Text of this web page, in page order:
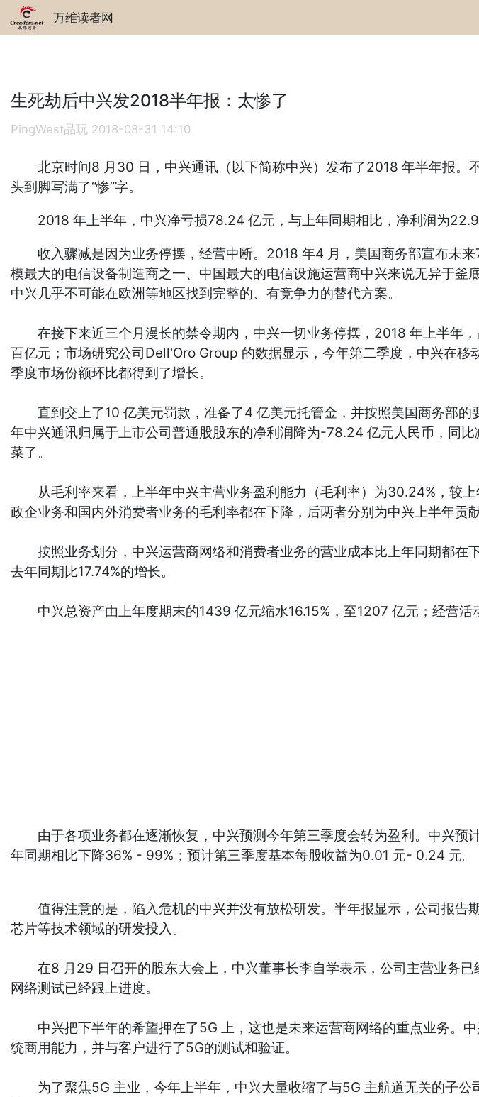
万维读者网
生死劫后中兴发2018半年报：太惨了
PingWest品玩 2018-08-31 14:10
北京时间8 月30 日，中兴通讯（以下简称中兴）发布了2018 年半年报。
头到脚写满了“惨”字。
2018 年上半年，中兴净亏损78.24 亿元，与上年同期相比，净利润为
收入骤减是因为业务停摆，经营中断。2018 年4 月，美国商务部宣布未来
模最大的电信设备制造商之一、中国最大的电信设施运营商中兴来说无异于
中兴几乎不可能在欧洲等地区找到完整的、有竞争力的替代方案。
在接下来近三个月漫长的禁令期内，中兴一切业务停摆，2018 年上半年
百亿元；市场研究公司Dell'Oro Group 的数据显示，今年第二季度，中兴在
季度市场份额环比都得到了增长。
直到交上了10 亿美元罚款，准备了4 亿美元托管金，并按照美国商务部的
年中兴通讯归属于上市公司普通股股东的净利润降为-78.24 亿元人民币，同
菜了。
从毛利率来看，上半年中兴主营业务盈利能力（毛利率）为30.24%，较
政企业务和国内外消费者业务的毛利率都在下降，后两者分别为中兴上半年
按照业务划分，中兴运营商网络和消费者业务的营业成本比上年同期都在
去年同期比17.74%的增长。
中兴总资产由上年度期末的1439 亿元缩水16.15%，至1207 亿元；经营活
由于各项业务都在逐渐恢复，中兴预测今年第三季度会转为盈利。中兴预
年同期相比下降36% - 99%；预计第三季度基本每股收益为0.01 元- 0.24 元。
值得注意的是，陷入危机的中兴并没有放松研发。半年报显示，公司报告
芯片等技术领域的研发投入。
在8 月29 日召开的股东大会上，中兴董事长李自学表示，公司主营业务已
网络测试已经跟上进度。
中兴把下半年的希望押在了5G 上，这也是未来运营商网络的重点业务。
统商用能力，并与客户进行了5G的测试和验证。
为了聚焦5G 主业，今年上半年，中兴大量收缩了与5G 主航道无关的子公